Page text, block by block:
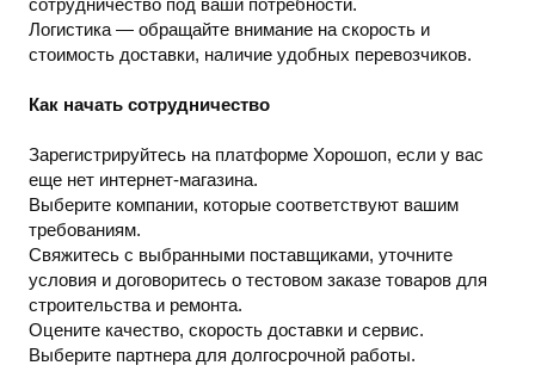
сотрудничество под ваши потребности.
Логистика — обращайте внимание на скорость и
стоимость доставки, наличие удобных перевозчиков.
Как начать сотрудничество
Зарегистрируйтесь на платформе Хорошоп, если у вас
еще нет интернет-магазина.
Выберите компании, которые соответствуют вашим
требованиям.
Свяжитесь с выбранными поставщиками, уточните
условия и договоритесь о тестовом заказе товаров для
строительства и ремонта.
Оцените качество, скорость доставки и сервис.
Выберите партнера для долгосрочной работы.